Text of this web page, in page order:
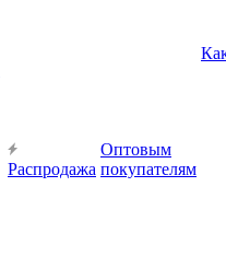
Распродажа
Оптовым
покупателям